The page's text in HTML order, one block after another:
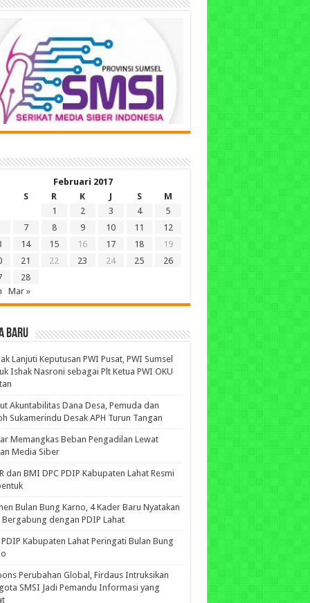
Februari 2017
S R K J S
M
1
2 3 4
5
7 8 9 10 11
12
14 15 16 17 18
19
21 22 23 24 25
26
28
Mar »
BARU
Lanjuti Keputusan PWI Pusat, PWI Sumsel
Ishak Nasroni sebagai Plt Ketua PWI OKU
Akuntabilitas Dana Desa, Pemuda dan
Sukamerindu Desak APH Turun Tangan
Memangkas Beban Pengadilan Lewat
Media Siber
dan BMI DPC PDIP Kabupaten Lahat Resmi
Bulan Bung Karno, 4 Kader Baru Nyatakan
Bergabung dengan PDIP Lahat
PDIP Kabupaten Lahat Peringati Bulan Bung
Perubahan Global, Firdaus Intruksikan
SMSI Jadi Pemandu Informasi yang